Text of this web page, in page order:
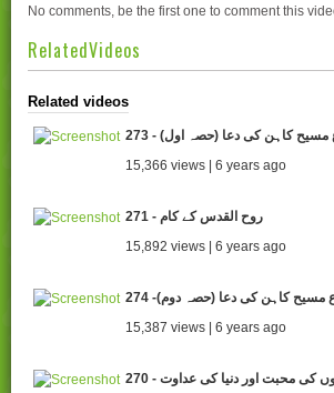
No comments, be the first one to comment this
RelatedVideos
Related videos
مسیح کاہن کی دعا (حصہ اول)
15,366 views | 6 years ago
271 - روح القدس کے کام
15,892 views | 6 years ago
مسیح کاہن کی دعا (حصہ دوم)
15,387 views | 6 years ago
کی محبت اور دنیا کی عداوت